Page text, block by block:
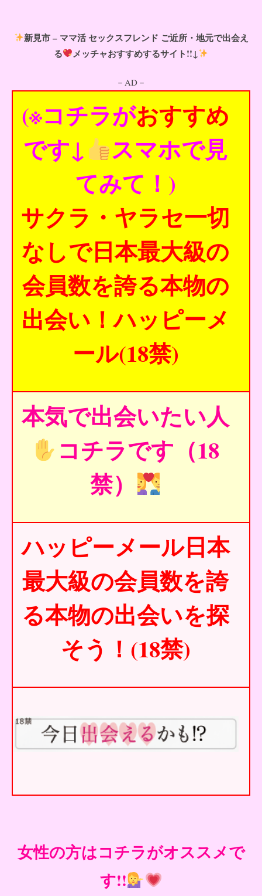
新見市 – ママ活 セックスフレンド ご近所・地元で出会え
る
メッチャおすすめするサイト!!↓
－AD－
(※コチラがおすすめ
です↓
スマホで見
てみて！)
サクラ・ヤラセ一切
なしで日本最大級の
会員数を誇る本物の
出会い！ハッピーメ
ール(18禁)
本気で出会いたい人
コチラです（18
禁）
ハッピーメール日本
最大級の会員数を誇
る本物の出会いを探
そう！(18禁)
女性の方はコチラがオススメで
す!!